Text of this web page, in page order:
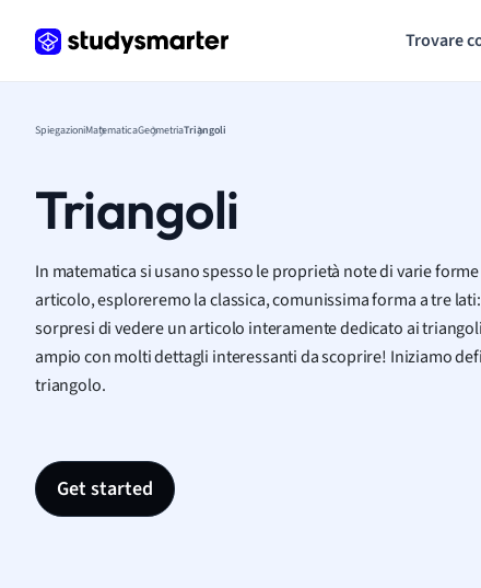
Trovare
SpiegazioniMatematicaGeometriaTriangoli
Triangoli
In matematica si usano spesso le proprietà note di varie
articolo, esploreremo la classica, comunissima forma a tre
sorpresi di vedere un articolo interamente dedicato ai
ampio con molti dettagli interessanti da scoprire! Iniziamo
triangolo.
Get started